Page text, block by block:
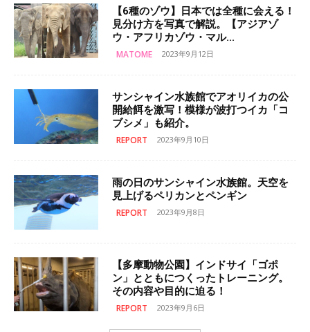
【6種のゾウ】日本では全種に会える！
見分け方を写真で解説。【アジアゾ
ウ・アフリカゾウ・マル...
MATOME 2023年9月12日
サンシャイン水族館でアオリイカの公
開給餌を激写！模様が波打つイカ「コ
ブシメ」も紹介。
REPORT 2023年9月10日
雨の日のサンシャイン水族館。天空を
見上げるペリカンとペンギン
REPORT 2023年9月8日
【多摩動物公園】インドサイ「ゴポ
ン」とともにつくったトレーニング。
その内容や目的に迫る！
REPORT 2023年9月6日